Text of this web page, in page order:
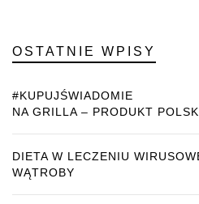
OSTATNIE WPISY
#KUPUJŚWIADOMIE
NA GRILLA – PRODUKT
DIETA W LECZENIU
WĄTROBY